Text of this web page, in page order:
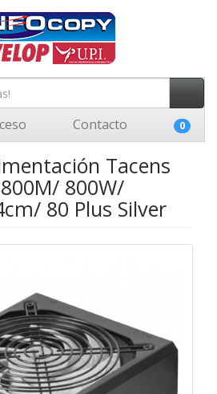
Contacto 0
Tacens
800W/
80 Plus Silver